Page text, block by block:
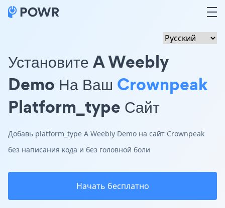
Установите A Weebly
Demo На Ваш Crownpeak
Platform_type Сайт
Добавь platform_type A Weebly Demo на сайт Crownpeak
без написания кода и без головной боли
Начать бесплатно